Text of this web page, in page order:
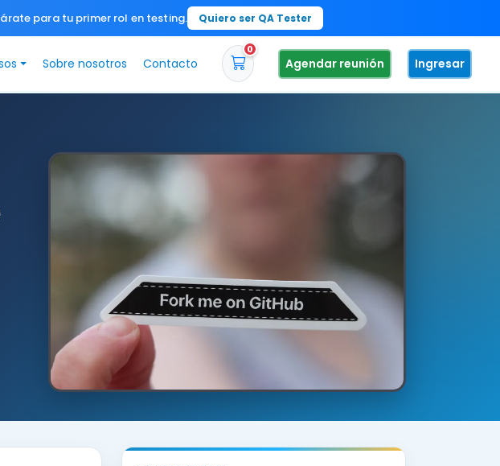
para tu primer rol en testing. Quiero ser QA Tester
Sobre nosotros Contacto
0
Agendar reunión Ingresar